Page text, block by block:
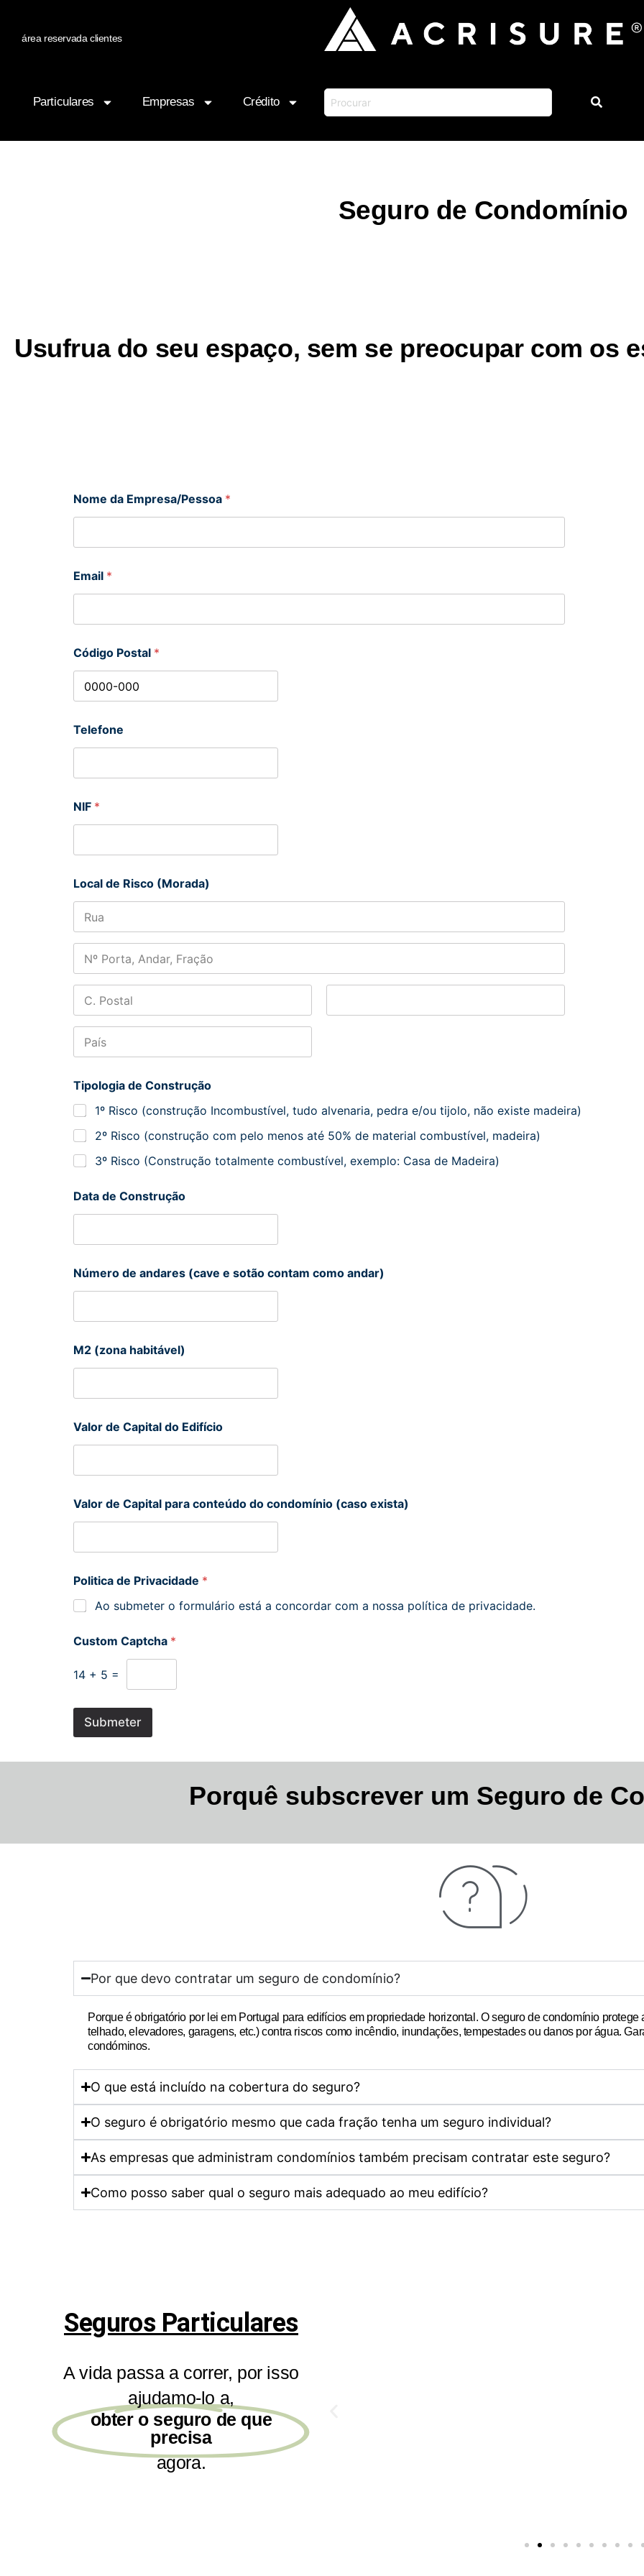
área reservada clientes
Particulares Empresas Crédito
Seguro de Condomínio
Usufrua do seu espaço, sem se preocupar com os
Nome da Empresa/Pessoa *
Email *
Código Postal *
Telefone
NIF *
Local de Risco (Morada)
Tipologia de Construção
1º Risco (construção Incombustível, tudo alvenaria, pedra e/ou tijolo, não existe madeira)
2º Risco (construção com pelo menos até 50% de material combustível, madeira)
3º Risco (Construção totalmente combustível, exemplo: Casa de Madeira)
Data de Construção
Número de andares (cave e sotão contam como andar)
M2 (zona habitável)
Valor de Capital do Edifício
Valor de Capital para conteúdo do condomínio (caso exista)
Politica de Privacidade *
Ao submeter o formulário está a concordar com a nossa política de privacidade.
Custom Captcha *
14 + 5 =
Submeter
Porquê subscrever um Seguro de
Por que devo contratar um seguro de condomínio?
Porque éobrigatório por lei em Portugal para edifícios em propriedade horizontal. O seguro de condomínio protege
telhado, elevadores, garagens, etc.) contra riscos como incêndio, inundações, tempestades ou danos por água.
condóminos.
O que está incluído na cobertura do seguro?
O seguro é obrigatório mesmo que cada fração tenha um seguro individual?
As empresas que administram condomínios também precisam contratar este seguro?
Como posso saber qual o seguro mais adequado ao meu edifício?
Seguros Particulares
A vida passa a correr, por isso
ajudamo-lo a,
obter o seguro de que
precisa
agora.